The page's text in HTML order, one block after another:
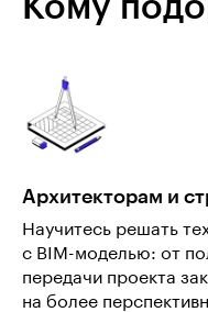
Кому
Архитекторам и
Научитесь решать
с BIM-моделью: от
передачи проекта
на более